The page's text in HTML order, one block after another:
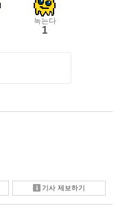
녹는다
1
기사 제보하기